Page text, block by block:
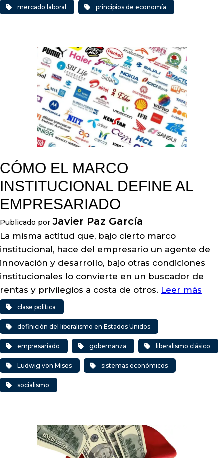
mercado laboral principios de economía
CÓMO EL MARCO
INSTITUCIONAL DEFINE AL
EMPRESARIADO
Publicado por Javier Paz García
La misma actitud que, bajo cierto marco
institucional, hace del empresario un agente de
innovación y desarrollo, bajo otras condiciones
institucionales lo convierte en un buscador de
rentas y privilegios a costa de otros. Leer más
clase política
definición del liberalismo en Estados Unidos
empresariado gobernanza liberalismo clásico
Ludwig von Mises sistemas económicos
socialismo